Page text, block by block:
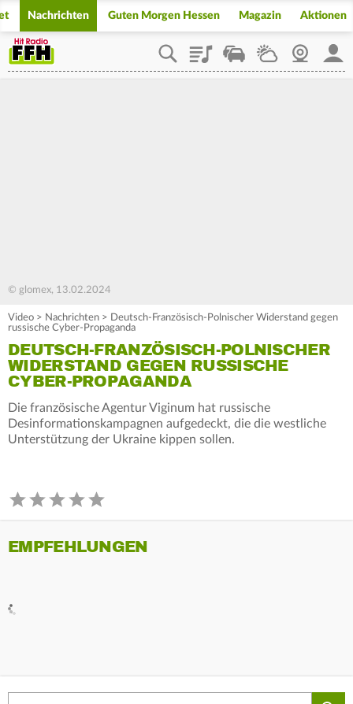
Nachrichten Guten Morgen Hessen Magazin Aktionen
PlaylistStaupilotWetterWebcam
© glomex, 13.02.2024
Video > Nachrichten > Deutsch-Französisch-Polnischer Widerstand gegen
russische Cyber-Propaganda
DEUTSCH-FRANZÖSISCH-POLNISCHER
WIDERSTAND GEGEN RUSSISCHE
CYBER-PROPAGANDA
Die französische Agentur Viginum hat russische
Desinformationskampagnen aufgedeckt, die die westliche
Unterstützung der Ukraine kippen sollen.
EMPFEHLUNGEN